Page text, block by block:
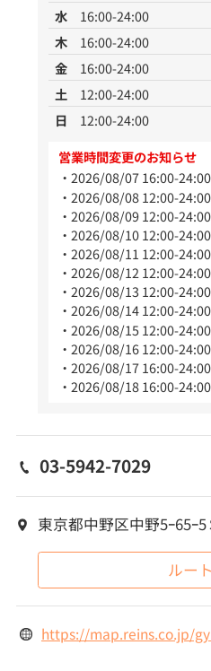
水
16:00-24:00
木
16:00-24:00
金
16:00-24:00
土
12:00-24:00
日
12:00-24:00
営業時間変更のお知らせ
2026/08/07 16:00-24:00
2026/08/08 12:00-24:00
2026/08/09 12:00-24:00
2026/08/10 12:00-24:00
2026/08/11 12:00-24:00
2026/08/12 12:00-24:00
2026/08/13 12:00-24:00
2026/08/14 12:00-24:00
2026/08/15 12:00-24:00
2026/08/16 12:00-24:00
2026/08/17 16:00-24:00
2026/08/18 16:00-24:00
03-5942-7029
東京都中野区中野5ｰ65ｰ5
ルー
https://map.reins.co.jp/